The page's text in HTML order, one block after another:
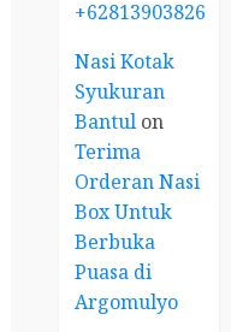
+6281390382667
Nasi Kotak
Syukuran
Bantul on
Terima
Orderan Nasi
Box Untuk
Berbuka
Puasa di
Argomulyo